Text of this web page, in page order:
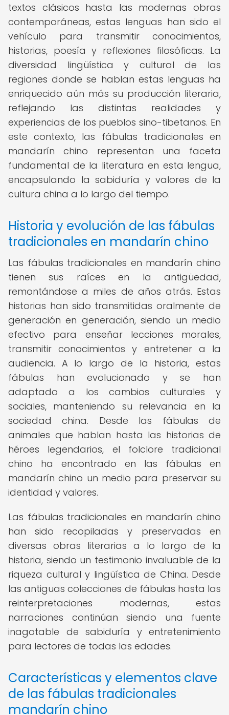
textos clásicos hasta las modernas obras
contemporáneas, estas lenguas han sido el
vehículo para transmitir conocimientos,
historias, poesía y reflexiones filosóficas. La
diversidad lingüística y cultural de las
regiones donde se hablan estas lenguas ha
enriquecido aún más su producción literaria,
reflejando las distintas realidades y
experiencias de los pueblos sino-tibetanos. En
este contexto, las fábulas tradicionales en
mandarín chino representan una faceta
fundamental de la literatura en esta lengua,
encapsulando la sabiduría y valores de la
cultura china a lo largo del tiempo.
Historia y evolución de las fábulas
tradicionales en mandarín chino
Las fábulas tradicionales en mandarín chino
tienen sus raíces en la antigüedad,
remontándose a miles de años atrás. Estas
historias han sido transmitidas oralmente de
generación en generación, siendo un medio
efectivo para enseñar lecciones morales,
transmitir conocimientos y entretener a la
audiencia. A lo largo de la historia, estas
fábulas han evolucionado y se han
adaptado a los cambios culturales y
sociales, manteniendo su relevancia en la
sociedad china. Desde las fábulas de
animales que hablan hasta las historias de
héroes legendarios, el folclore tradicional
chino ha encontrado en las fábulas en
mandarín chino un medio para preservar su
identidad y valores.
Las fábulas tradicionales en mandarín chino
han sido recopiladas y preservadas en
diversas obras literarias a lo largo de la
historia, siendo un testimonio invaluable de la
riqueza cultural y lingüística de China. Desde
las antiguas colecciones de fábulas hasta las
reinterpretaciones modernas, estas
narraciones continúan siendo una fuente
inagotable de sabiduría y entretenimiento
para lectores de todas las edades.
Características y elementos clave
de las fábulas tradicionales
mandarín chino